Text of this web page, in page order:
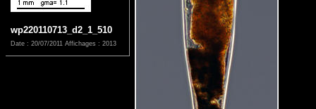
wp220110713_d2_1_510
Date : 20/07/2011 Affichages : 2013